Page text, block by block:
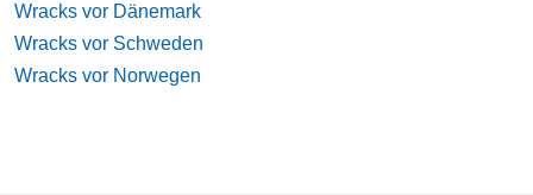
Wracks vor Dänemark
Wracks vor Schweden
Wracks vor Norwegen